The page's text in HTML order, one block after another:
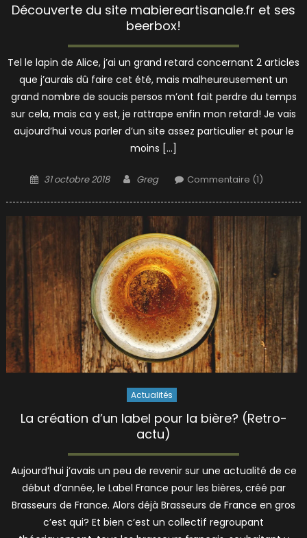
Découverte du site mabiereartisanale.fr et ses
beerbox!
Tel le lapin de Alice, j’ai un grand retard concernant 2 articles
que j’aurais dû faire cet été, mais malheureusement un
grand nombre de soucis persos m’ont fait perdre du temps
sur cela, mais ca y est, je rattrape enfin mon retard! Je vais
aujourd’hui vous parler d’un site assez particulier et pour le
moins […]
Posted
31 octobre 2018 Author
Greg Commentaire (1)
Actualités
La création d’un label pour la bière? (Retro-
actu)
Aujourd’hui j’avais un peu de revenir sur une actualité de ce
début d’année, le Label France pour les bières, créé par
Brasseurs de France. Alors déjà Brasseurs de France en gros
c’est qui? Et bien c’est un collectif regroupant